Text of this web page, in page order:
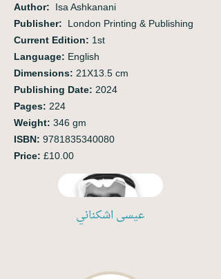
Author:
‭ ‬Isa Ashkanani
Publisher: London Printing & Publishing
Current Edition: 1st
Language: English
Dimensions: 21X13.5 cm
Publishing Date: 2024
Pages: 224
Weight: 346 gm
ISBN: 9781835340080
Price: £10.00
عيسى اشكناني